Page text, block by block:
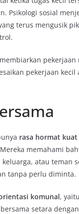
Psikologi sosial
terus mengusik
pekerjaan
rasa hormat
memahami
atau teman
tanpa perlu diminta.
komunal,
setara